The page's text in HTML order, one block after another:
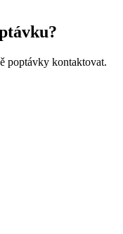
poptávky kontaktovat.